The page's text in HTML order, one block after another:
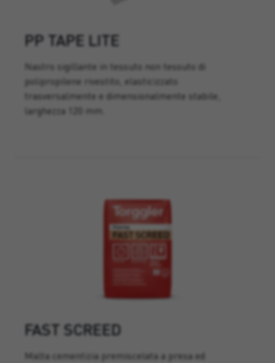
PP TAPE LITE
Nastro sigillante in tessuto non tessuto di
polipropilene rivestito, elasticizzato
trasversalmente e dimensionalmente stabile,
larghezza 120 mm.
FAST SCREED
Malta cementizia premiscelata a presa ed